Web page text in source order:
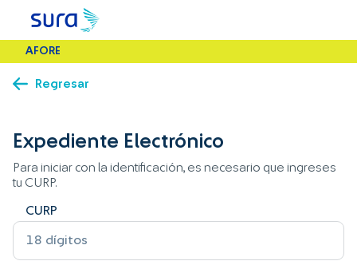
AFORE
Regresar
Expediente Electrónico
Para iniciar con la identificación, es necesario que ingreses
tu CURP.
CURP